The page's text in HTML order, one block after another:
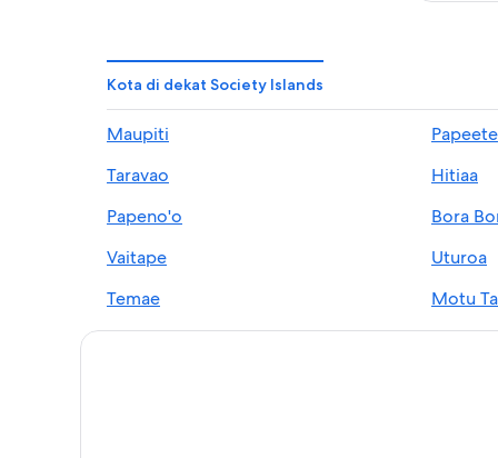
Kota di dekat Society Islands
Maupiti Papeete
Taravao
Hitiaa
Papeno'o
Bora
Vaitape
Uturoa
Temae
Motu